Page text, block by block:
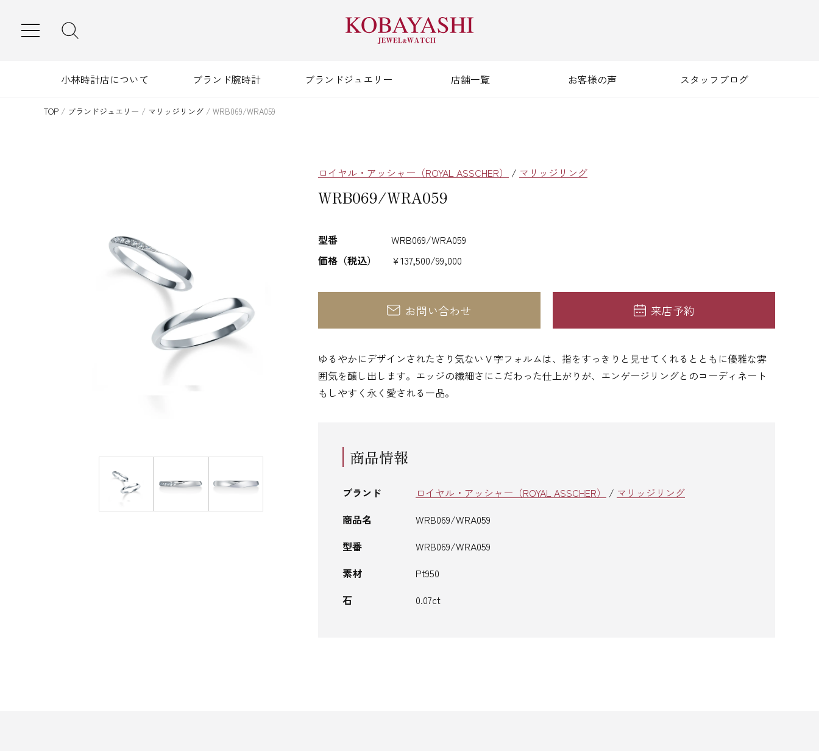
小林時計店について ブランド腕時計 ブランドジュエリー 店舗一覧 お客様の声 スタッフブログ
TOP / ブランドジュエリー / マリッジリング / WRB069/WRA059
ロイヤル・アッシャー（ROYAL ASSCHER） / マリッジリング
WRB069/WRA059
型番
WRB069/WRA059
価格（税込）
¥137,500/99,000
お問い合わせ 来店予約
ゆるやかにデザインされたさり気ないＶ字フォルムは、指をすっきりと見せてくれるとともに優雅な雰
囲気を醸し出します。エッジの繊細さにこだわった仕上がりが、エンゲージリングとのコーディネート
もしやすく永く愛される一品。
商品情報
ブランド ロイヤル・アッシャー（ROYAL ASSCHER） / マリッジリング
商品名
WRB069/WRA059
型番
WRB069/WRA059
素材
Pt950
石
0.07ct